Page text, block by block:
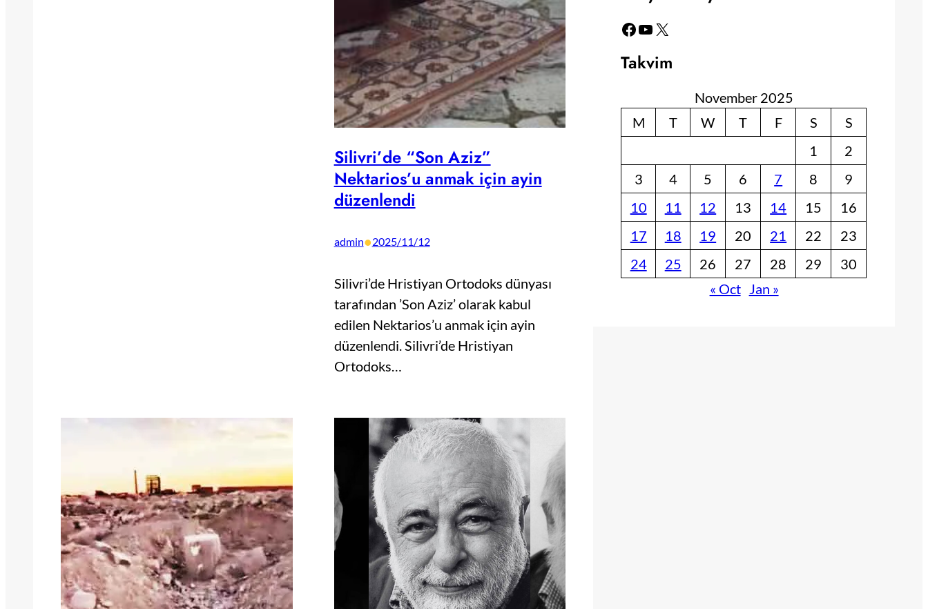
Silivri’de “Son Aziz”
Nektarios’u anmak için ayin
düzenlendi
admin•2025/11/12
Silivri’de Hristiyan Ortodoks dünyası
tarafından ’Son Aziz’ olarak kabul
edilen Nektarios’u anmak için ayin
düzenlendi. Silivri’de Hristiyan
Ortodoks…
Facebook YouTube X
Takvim
November 2025
M
T W T F S
S
1
2
3
4 5 6 7 8
9
10
11 12 13 14 15
16
17
18 19 20 21 22
23
24
25 26 27 28 29
30
« Oct Jan »